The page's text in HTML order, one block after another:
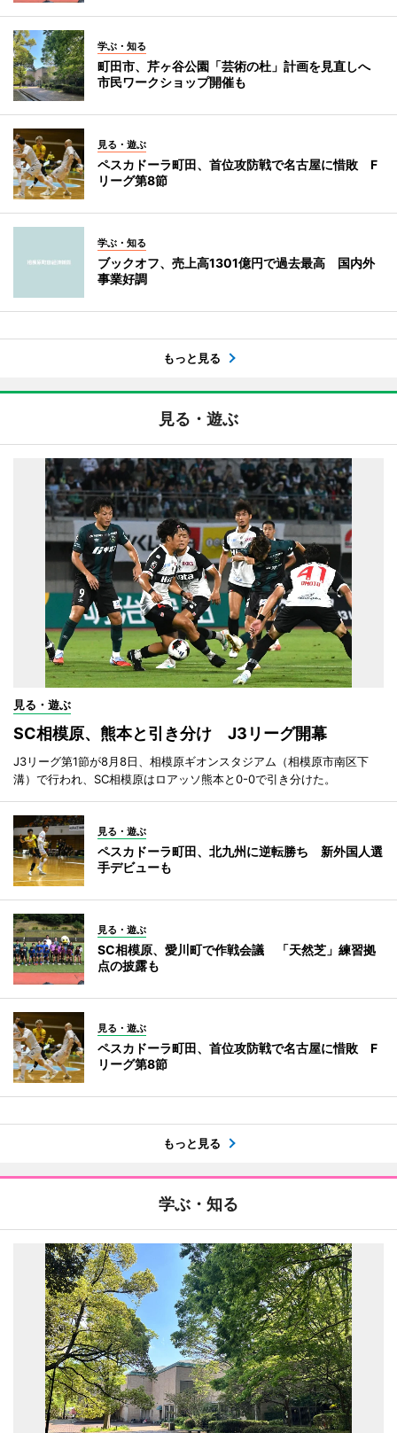
学ぶ・知る
町田市、芹ヶ谷公園「芸術の杜」計画を見直しへ
市民ワークショップ開催も
見る・遊ぶ
ペスカドーラ町田、首位攻防戦で名古屋に惜敗 F
リーグ第8節
学ぶ・知る
ブックオフ、売上高1301億円で過去最高 国内外
事業好調
もっと見る
見る・遊ぶ
見る・遊ぶ
SC相模原、熊本と引き分け J3リーグ開幕
J3リーグ第1節が8月8日、相模原ギオンスタジアム（相模原市南区下
溝）で行われ、SC相模原はロアッソ熊本と0-0で引き分けた。
見る・遊ぶ
ペスカドーラ町田、北九州に逆転勝ち 新外国人選
手デビューも
見る・遊ぶ
SC相模原、愛川町で作戦会議 「天然芝」練習拠
点の披露も
見る・遊ぶ
ペスカドーラ町田、首位攻防戦で名古屋に惜敗 F
リーグ第8節
もっと見る
学ぶ・知る